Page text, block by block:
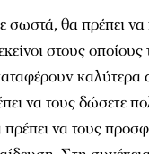
σωστά, θα πρέπει να
στους οποίους
καλύτερα
να τους δώσετε
να τους